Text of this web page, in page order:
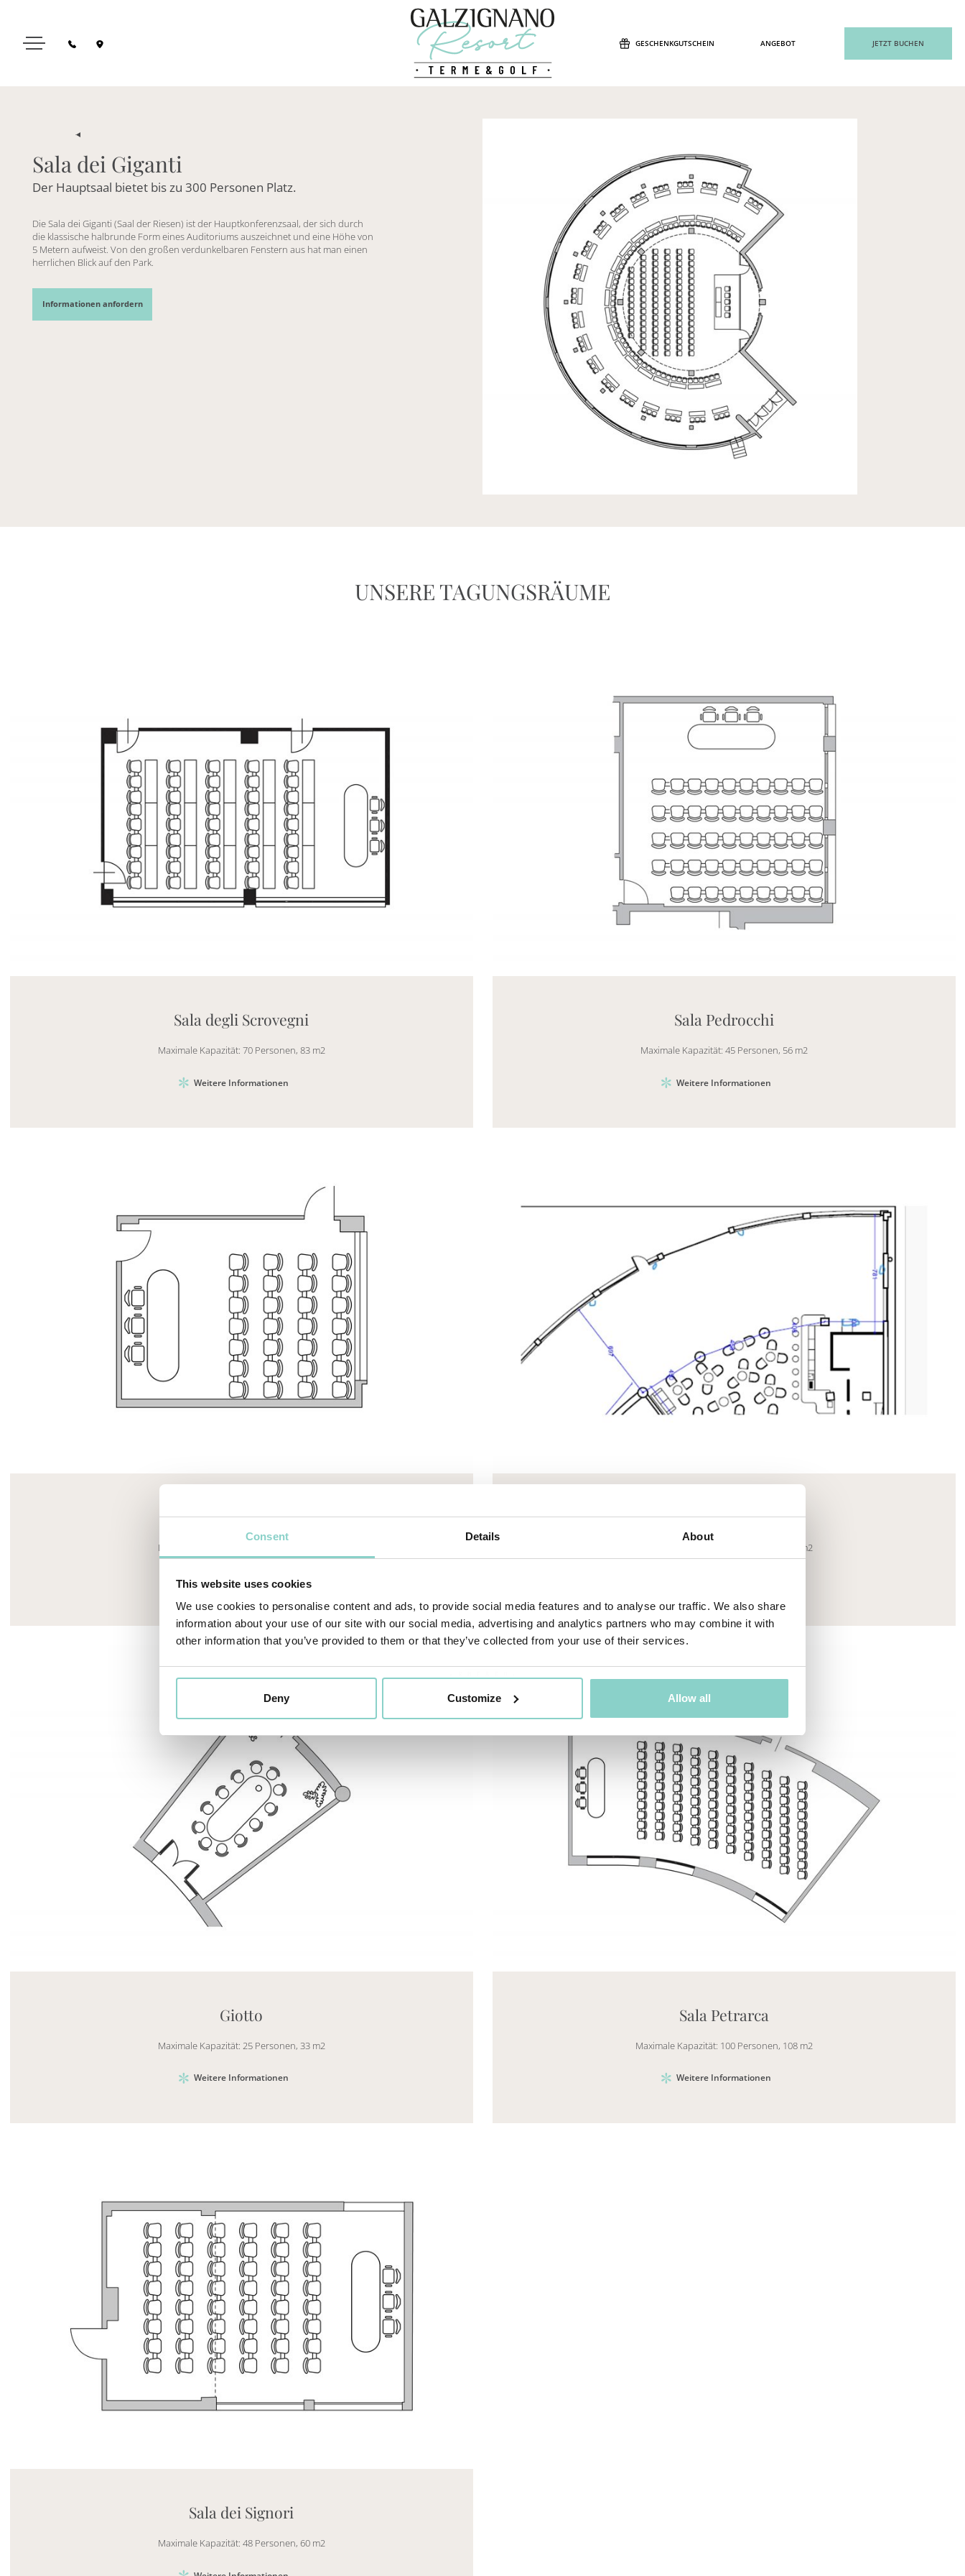
Consent Details About
This website uses cookies
We use cookies to personalise content and ads, to provide social media features and to analyse our traffic. We also share
information about your use of our site with our social media, advertising and analytics partners who may combine it with
other information that you’ve provided to them or that they’ve collected from your use of their services.
Deny Customize Allow all
GESCHENKGUTSCHEIN ANGEBOT JETZT BUCHEN
Sala dei Giganti
Der Hauptsaal bietet bis zu 300 Personen Platz.
Die Sala dei Giganti (Saal der Riesen) ist der Hauptkonferenzsaal, der sich durch
die klassische halbrunde Form eines Auditoriums auszeichnet und eine Höhe von
5 Metern aufweist. Von den großen verdunkelbaren Fenstern aus hat man einen
herrlichen Blick auf den Park.
Informationen anfordern
UNSERE TAGUNGSRÄUME
Sala degli Scrovegni
Maximale Kapazität: 70 Personen, 83 m2
Weitere Informationen
Sala Pedrocchi
Maximale Kapazität: 45 Personen, 56 m2
Weitere Informationen
Sala Verdi
Maximale Kapazität: 35 Personen, 38 m2
Weitere Informationen
Spazio BO'
Maximale Kapazität: 100 Personen, 120 m2
Giotto
Maximale Kapazität: 25 Personen, 33 m2
Weitere Informationen
Sala Petrarca
Maximale Kapazität: 100 Personen, 108 m2
Weitere Informationen
Sala dei Signori
Maximale Kapazität: 48 Personen, 60 m2